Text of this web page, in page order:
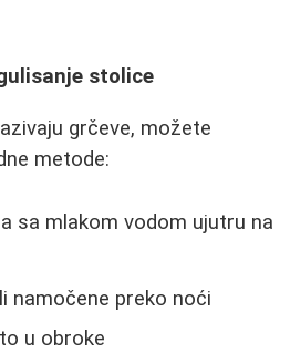
stolice
grčeve, možete
metode:
sa mlakom vodom ujutru na
namočene preko noći
u obroke